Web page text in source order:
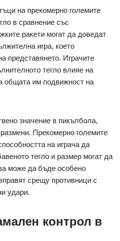
на прекомерно големите
в сравнение със
ракети могат да доведат
игра, което
представянето. Играчите
тегло влияе на
общата им подвижност на
значение в пикълбола,
Прекомерно големите
на играча да
тегло и размер могат да
може да бъде особено
срещу противници с
удари.
контрол в